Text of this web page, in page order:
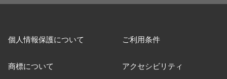
個人情報保護について ご利用条件
商標について アクセシビリティ